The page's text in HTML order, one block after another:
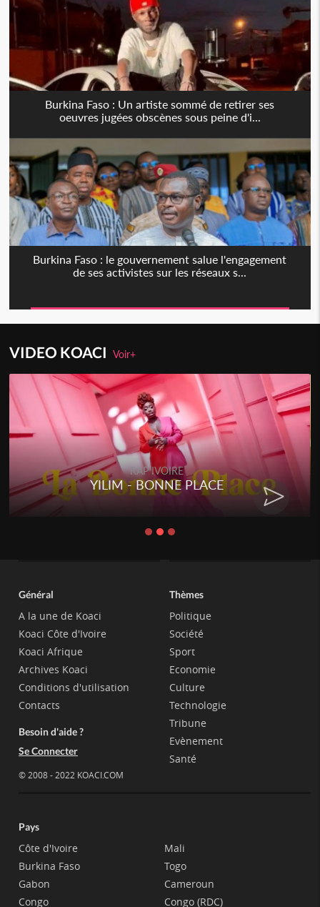
Burkina Faso : Un artiste sommé de retirer ses
oeuvres jugées obscènes sous peine d'i...
Burkina Faso : le gouvernement salue l'engagement
de ses activistes sur les réseaux s...
VIDEO KOACIVoir+
RAP IVOIRE
YILIM - BONNE PLACE
Général
A la une de Koaci
Koaci Côte d'Ivoire
Koaci Afrique
Archives Koaci
Conditions d'utilisation
Contacts
Besoin d'aide ?
Se Connecter
© 2008 - 2022 KOACI.COM
Thèmes
Politique
Société
Sport
Economie
Culture
Technologie
Tribune
Evènement
Santé
Pays
Côte d'Ivoire
Burkina Faso
Gabon
Congo
Mali
Togo
Cameroun
Congo (RDC)